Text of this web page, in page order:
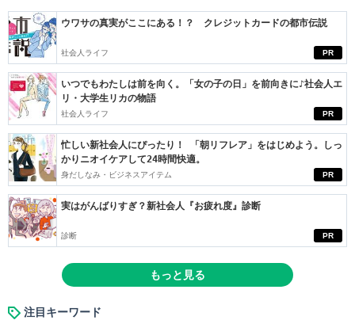
PR
ウワサの真実がここにある！？ クレジットカードの都市伝説
社会人ライフ
PR
いつでもわたしは前を向く。「女の子の日」を前向きに♪社会人エ
リ・大学生リカの物語
社会人ライフ
PR
忙しい新社会人にぴったり！ 「朝リフレア」をはじめよう。しっ
かりニオイケアして24時間快適。
身だしなみ・ビジネスアイテム
PR
実はがんばりすぎ？新社会人『お疲れ度』診断
診断
もっと見る
注目キーワード